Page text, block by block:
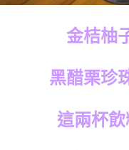
金桔柚
黑醋栗珍
這兩杯